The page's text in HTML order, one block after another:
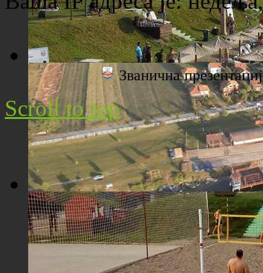
Плажа "Топољар" - Поглед са торња
Плажа "Топољар" - Поглед из ваздуха
Званична
Scroll to top